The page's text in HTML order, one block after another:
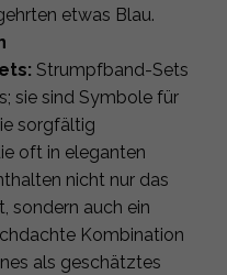
etwas Blau.
Strumpfband-Sets
sie sind Symbole für
sorgfältig
oft in eleganten
nicht nur das
sondern auch ein
Kombination
als geschätztes